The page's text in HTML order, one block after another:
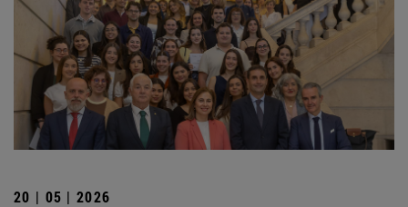
20 | 05 | 2026